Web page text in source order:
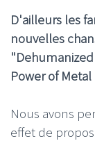
D'ailleurs les
nouvelles
Power of
Nous avons
effet de